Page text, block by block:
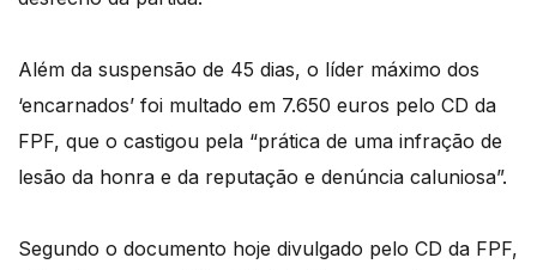
Além da suspensão de 45 dias, o líder máximo dos
‘encarnados’ foi multado em 7.650 euros pelo CD da
FPF, que o castigou pela “prática de uma infração de
lesão da honra e da reputação e denúncia caluniosa”.
Segundo o documento hoje divulgado pelo CD da FPF,